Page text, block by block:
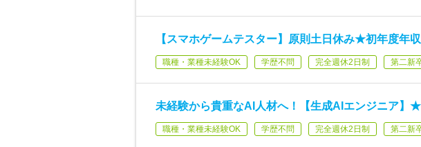
【スマホゲームテスター】原則土日休み★初年度年
職種・業種未経験OK 学歴不問 完全週休2日制 第二新
未経験から貴重なAI人材へ！【生成AIエンジニア】
職種・業種未経験OK 学歴不問 完全週休2日制 第二新